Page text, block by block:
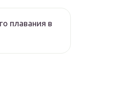
плавания в